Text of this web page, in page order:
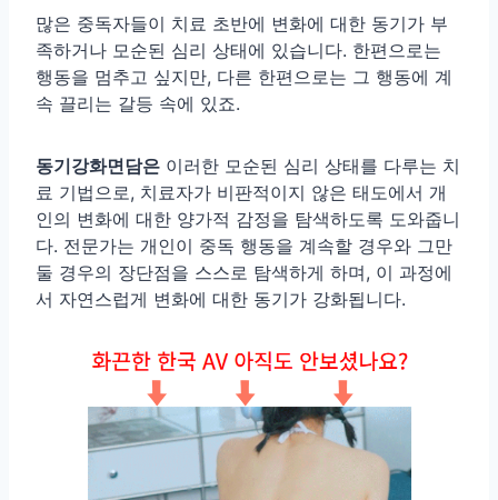
많은 중독자들이 치료 초반에 변화에 대한 동기가 부
족하거나 모순된 심리 상태에 있습니다. 한편으로는
행동을 멈추고 싶지만, 다른 한편으로는 그 행동에 계
속 끌리는 갈등 속에 있죠.
동기강화면담은 이러한 모순된 심리 상태를 다루는 치
료 기법으로, 치료자가 비판적이지 않은 태도에서 개
인의 변화에 대한 양가적 감정을 탐색하도록 도와줍니
다. 전문가는 개인이 중독 행동을 계속할 경우와 그만
둘 경우의 장단점을 스스로 탐색하게 하며, 이 과정에
서 자연스럽게 변화에 대한 동기가 강화됩니다.